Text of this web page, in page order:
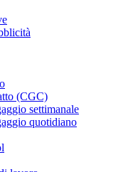
(CGC)
settimanale
quotidiano